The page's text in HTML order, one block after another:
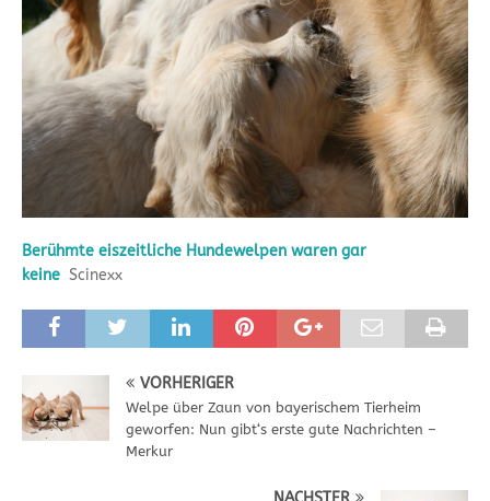
Berühmte eiszeitliche Hundewelpen waren gar
keine Scinexx
VORHERIGER
Welpe über Zaun von bayerischem Tierheim
geworfen: Nun gibt‘s erste gute Nachrichten –
Merkur